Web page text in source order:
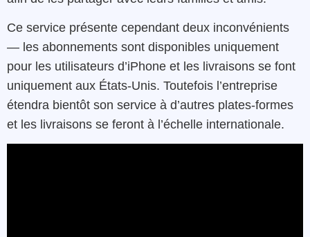
Ce service présente cependant deux inconvénients
— les abonnements sont disponibles uniquement
pour les utilisateurs d’iPhone et les livraisons se font
uniquement aux États-Unis. Toutefois l’entreprise
étendra bientôt son service à d’autres plates-formes
et les livraisons se feront à l’échelle internationale.